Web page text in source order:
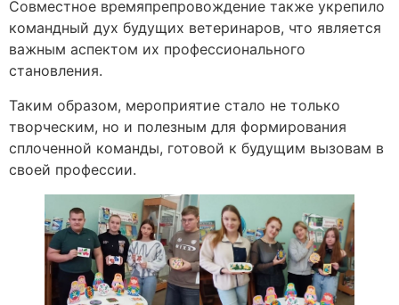
Совместное времяпрепровождение также укрепило
командный дух будущих ветеринаров, что является
важным аспектом их профессионального
становления.
Таким образом, мероприятие стало не только
творческим, но и полезным для формирования
сплоченной команды, готовой к будущим вызовам в
своей профессии.